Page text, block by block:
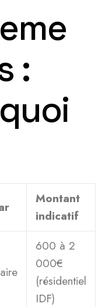
:
Montant
indicatif
600 à 2
000€
(résidentiel
IDF)